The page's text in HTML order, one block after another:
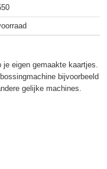
je eigen gemaakte kaartjes.
bijvoorbeeld
gelijke machines.